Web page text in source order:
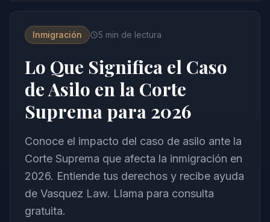
Inmigración 5 min de lectura
Lo Que Significa el Caso
de Asilo en la Corte
Suprema para 2026
Conoce el impacto del caso de asilo ante la
Corte Suprema que afecta la inmigración en
2026. Entiende tus derechos y recibe ayuda
de Vasquez Law. Llama para consulta
gratuita.